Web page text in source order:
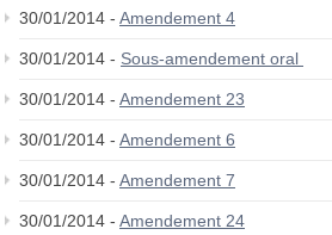
30/01/2014 - Amendement 4
30/01/2014 - Sous-amendement oral
30/01/2014 - Amendement 23
30/01/2014 - Amendement 6
30/01/2014 - Amendement 7
30/01/2014 - Amendement 24